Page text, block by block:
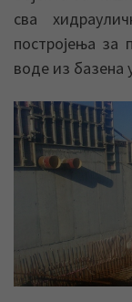
сва
постројења
воде из базена